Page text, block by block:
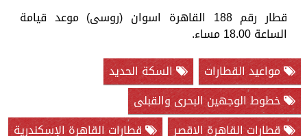
قطار رقم 188 القاهرة اسوان (روسى) موعد قيامة
الساعة 18.00 مساء.
مواعيد القطارات
السكة الحديد
خطوط الوجهين البحرى والقبلى
قطارات القاهرة الاقصر
قطارات القاهرة الإسكندرية